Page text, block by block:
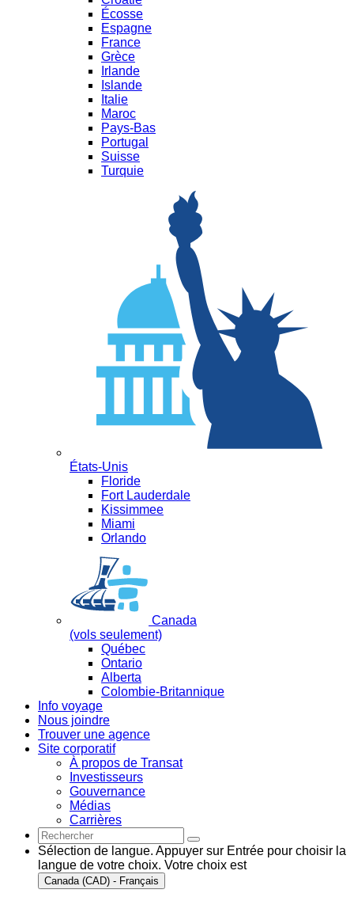
Écosse
Espagne
France
Grèce
Irlande
Islande
Italie
Maroc
Pays-Bas
Portugal
Suisse
Turquie
États-Unis
Floride
Fort Lauderdale
Kissimmee
Miami
Orlando
Canada
(vols seulement)
Québec
Ontario
Alberta
Colombie-Britannique
Info voyage
Nous joindre
Trouver une agence
Site corporatif
À propos de Transat
Investisseurs
Gouvernance
Médias
Carrières
Sélection de langue. Appuyer sur Entrée pour choisir la
langue de votre choix. Votre choix est
Canada (CAD) - Français